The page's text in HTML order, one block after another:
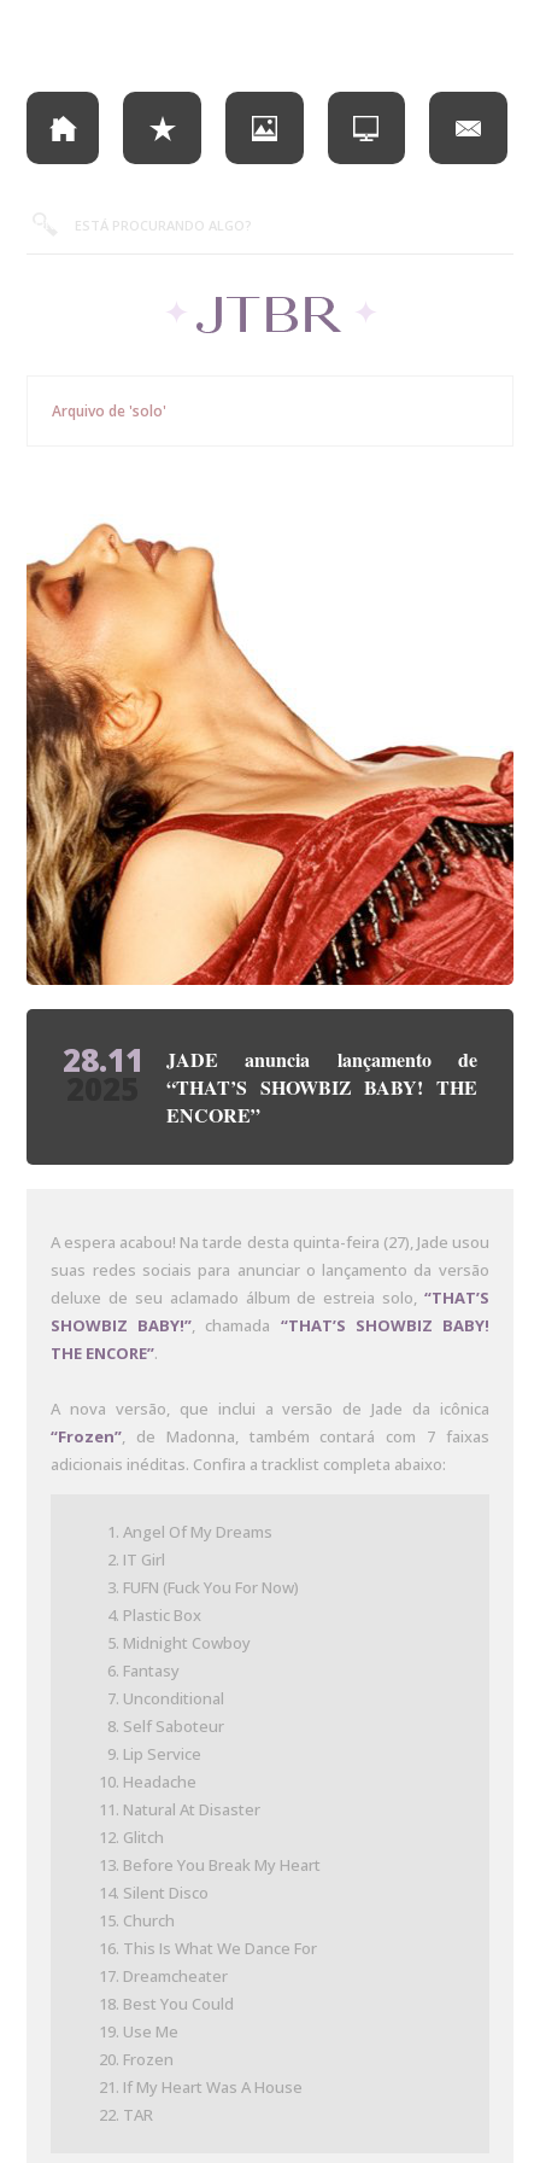
Arquivo de 'solo'
28.11
JADE anuncia lançamento de
“THAT’S SHOWBIZ BABY! THE
ENCORE”
A espera acabou! Na tarde desta quinta-feira (27), Jade usou
suas redes sociais para anunciar o lançamento da versão
deluxe de seu aclamado álbum de estreia solo,“THAT’S
SHOWBIZ BABY!”, chamada “THAT’S SHOWBIZ BABY!
THE ENCORE”.
A nova versão, que inclui a versão de Jade da icônica
“Frozen”, de Madonna, também contará com 7 faixas
adicionais inéditas. Confira a tracklist completa abaixo:
Angel Of My Dreams
IT Girl
FUFN (Fuck You For Now)
Plastic Box
Midnight Cowboy
Fantasy
Unconditional
Self Saboteur
Lip Service
Headache
Natural At Disaster
Glitch
Before You Break My Heart
Silent Disco
Church
This Is What We Dance For
Dreamcheater
Best You Could
Use Me
Frozen
If My Heart Was A House
TAR